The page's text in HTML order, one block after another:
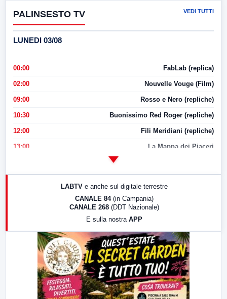
PALINSESTO TV VEDI TUTTI
LUNEDI 03/08
00:00 FabLab (replica)
02:00 Nouvelle Vouge (Film)
09:00 Rosso e Nero (repliche)
10:30 Buonissimo Red Roger (repliche)
12:00 Fili Meridiani (repliche)
13:00 La Mappa dei Piaceri
LabNews (replica)
LABTV e anche sul digitale terrestre
CANALE 84 (in Campania)
CANALE 268 (DDT Nazionale)
E sulla nostra APP